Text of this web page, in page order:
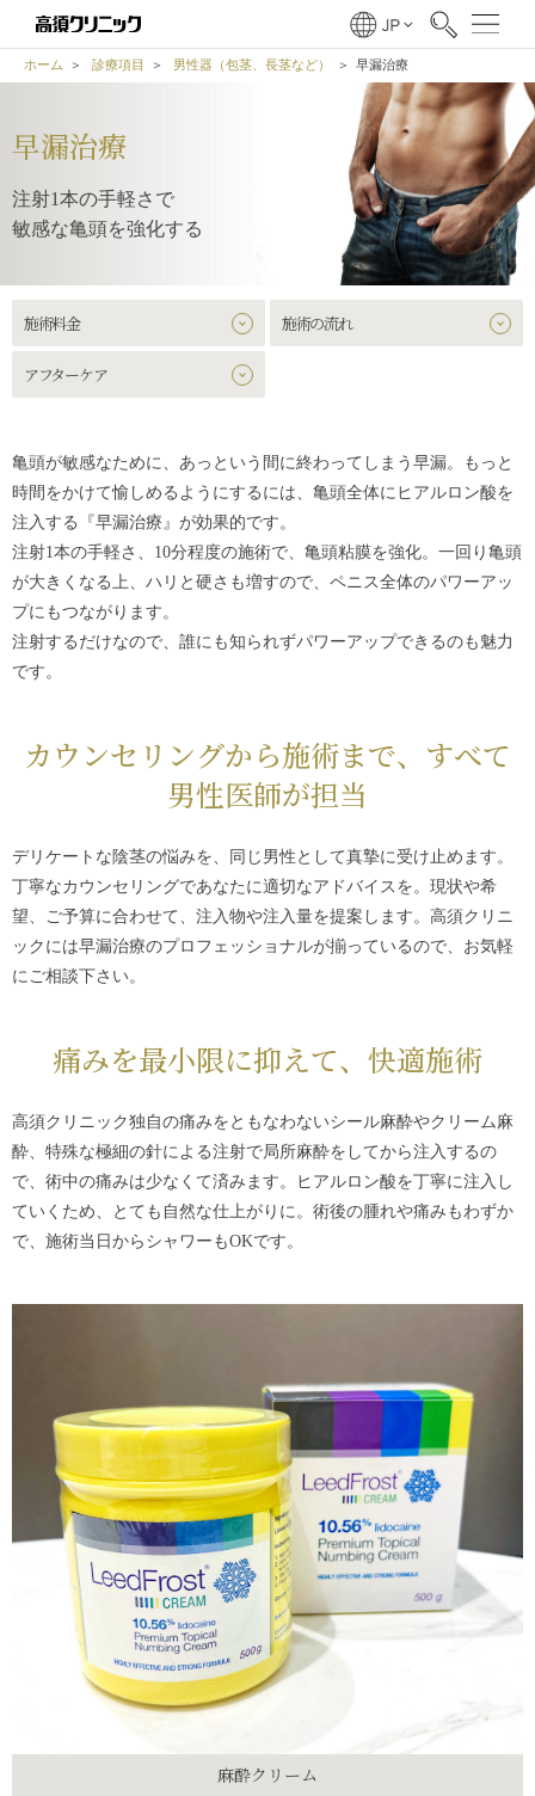
ホーム 診療項目 男性器（包茎、長茎など） 早漏治療
早漏治療
注射1本の手軽さで
敏感な亀頭を強化する
施術料金 施術の流れ
アフターケア
亀頭が敏感なために、あっという間に終わってしまう早漏。もっと
時間をかけて愉しめるようにするには、亀頭全体にヒアルロン酸を
注入する『早漏治療』が効果的です。
注射1本の手軽さ、10分程度の施術で、亀頭粘膜を強化。一回り亀頭
が大きくなる上、ハリと硬さも増すので、ペニス全体のパワーアッ
プにもつながります。
注射するだけなので、誰にも知られずパワーアップできるのも魅力
です。
カウンセリングから施術まで、 すべて
男性医師が担当
デリケートな陰茎の悩みを、同じ男性として真摯に受け止めます。
丁寧なカウンセリングであなたに適切なアドバイスを。現状や希
望、ご予算に合わせて、注入物や注入量を提案します。高須クリニ
ックには早漏治療のプロフェッショナルが揃っているので、お気軽
にご相談下さい。
痛みを最小限に抑えて、快適施術
高須クリニック独自の痛みをともなわないシール麻酔やクリーム麻
酔、特殊な極細の針による注射で局所麻酔をしてから注入するの
で、術中の痛みは少なくて済みます。ヒアルロン酸を丁寧に注入し
ていくため、とても自然な仕上がりに。術後の腫れや痛みもわずか
で、施術当日からシャワーもOKです。
麻酔クリーム